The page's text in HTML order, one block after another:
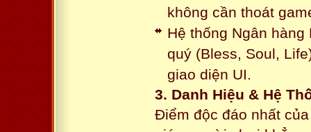
không cần thoát
Hệ thống Ngân
quý (Bless, Soul,
giao diện UI.
3. Danh Hiệu & Hệ
Điểm độc đáo nhất